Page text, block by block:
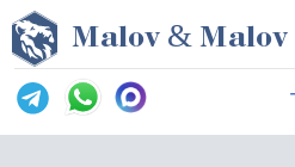
Malov & Malov